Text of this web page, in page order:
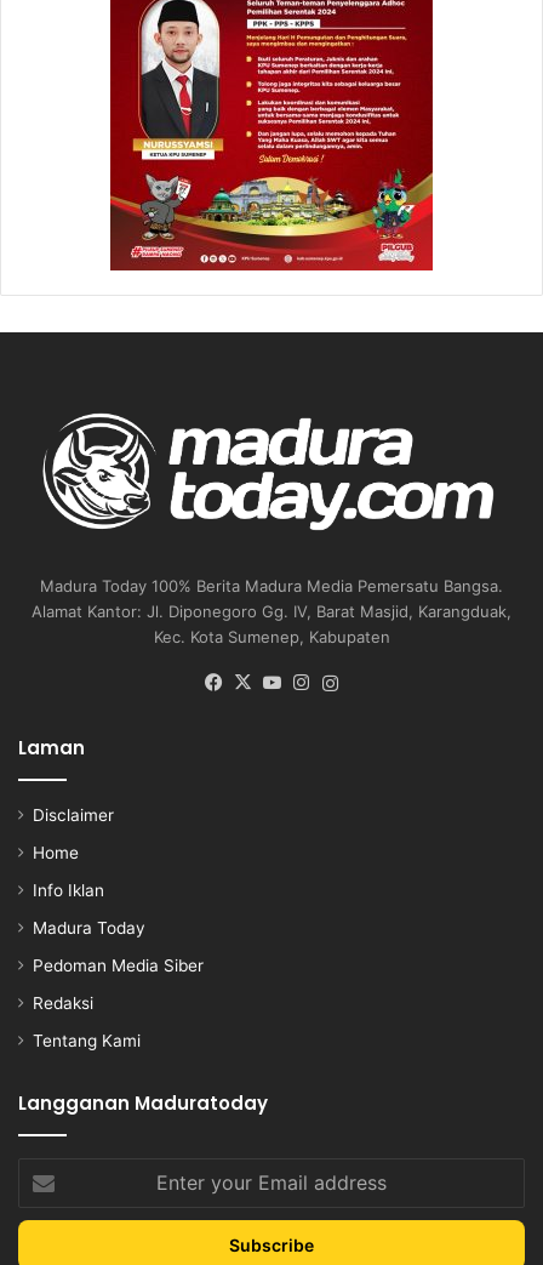
Madura Today 100% Berita Madura Media Pemersatu Bangsa.
Alamat Kantor: Jl. Diponegoro Gg. IV, Barat Masjid, Karangduak,
Kec. Kota Sumenep, Kabupaten
Facebook
X YouTubeInstagram
Laman
Disclaimer
Home
Info Iklan
Madura Today
Pedoman Media Siber
Redaksi
Tentang Kami
Langganan Maduratoday
your
Email